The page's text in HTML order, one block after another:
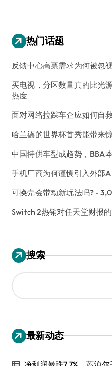
热门话题
反馈中心高票需求为何被忽
买电视，分区数量真的比光
热度
面对网络拉踩车企应如何自救
哈兰德的世界杯首秀能带来
中国特供车型成趋势，BBA
手机厂商为何谨慎引入外部
可换壳会带动新玩法吗? -
Switch 2热销对任天堂财报
搜索
最新动态
净利润暴跌7.7%，苏泊